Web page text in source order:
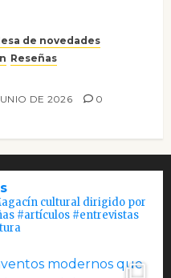
de novedades
Reseñas
DE 2026 0
cultural dirigido por
#artículos #entrevistas